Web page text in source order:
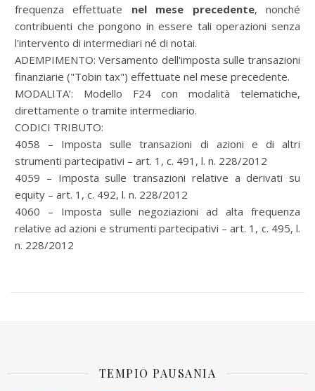
frequenza effettuate nel mese precedente, nonché
contribuenti che pongono in essere tali operazioni senza
l'intervento di intermediari né di notai.
ADEMPIMENTO: Versamento dell'imposta sulle transazioni
finanziarie ("Tobin tax") effettuate nel mese precedente.
MODALITA’: Modello F24 con modalità telematiche,
direttamente o tramite intermediario.
CODICI TRIBUTO:
4058 – Imposta sulle transazioni di azioni e di altri
strumenti partecipativi – art. 1, c. 491, l. n. 228/2012
4059 – Imposta sulle transazioni relative a derivati su
equity – art. 1, c. 492, l. n. 228/2012
4060 – Imposta sulle negoziazioni ad alta frequenza
relative ad azioni e strumenti partecipativi – art. 1, c. 495, l.
n. 228/2012
TEMPIO PAUSANIA